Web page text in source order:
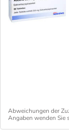
Abweichungen der
Angaben wenden Sie